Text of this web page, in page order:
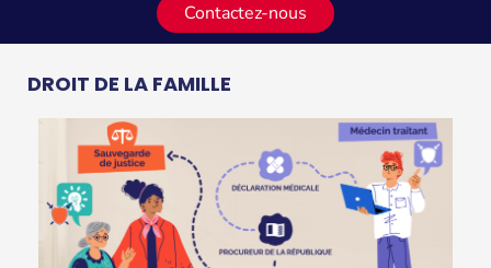
Contactez-nous
DROIT DE LA FAMILLE